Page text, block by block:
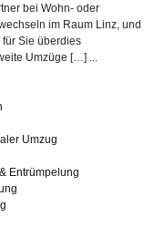
bei Wohn- oder
im Raum Linz, und
Sie überdies
Umzüge […] ...
Umzug
Entrümpelung